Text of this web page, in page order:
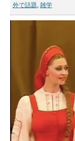
外で話題, 雑学